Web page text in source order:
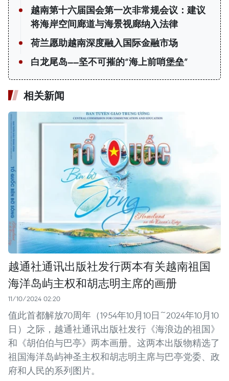
越南第十六届国会第一次非常规会议：建议
将海岸空间廊道与海景视廊纳入法律
荷兰愿助越南深度融入国际金融市场
白龙尾岛——坚不可摧的“海上前哨堡垒”
相关新闻
越通社通讯出版社发行两本有关越南祖国
海洋岛屿主权和胡志明主席的画册
11/10/2024 02:20
值此首都解放70周年（1954年10月10日~2024年10月10
日）之际，越通社通讯出版社发行《海浪边的祖国》
和《胡伯伯与巴亭》两本画册。这两本出版物精选了
祖国海洋岛屿神圣主权和胡志明主席与巴亭党委、政
府和人民的系列图片。